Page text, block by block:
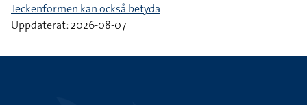
Teckenformen kan också betyda
Uppdaterat: 2026-08-07